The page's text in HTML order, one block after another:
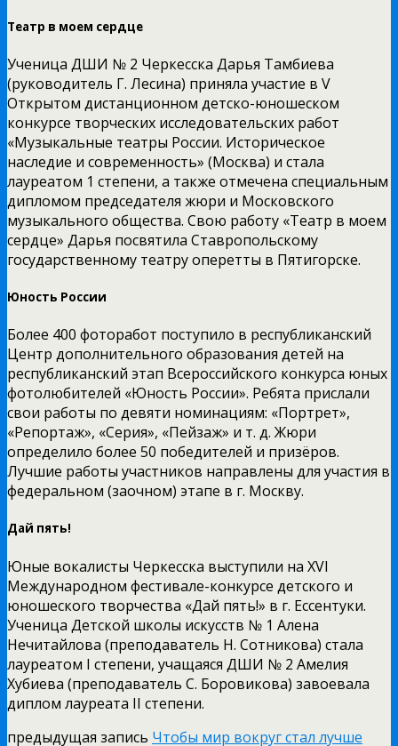
Театр в моем сердце
Ученица ДШИ № 2 Черкесска Дарья Тамбиева
(руководитель Г. Лесина) приняла участие в V
Открытом дистанционном детско-юношеском
конкурсе творческих исследовательских работ
«Музыкальные театры России. Историческое
наследие и современность» (Москва) и стала
лауреатом 1 степени, а также отмечена специальным
дипломом председателя жюри и Московского
музыкального общества. Свою работу «Театр в моем
сердце» Дарья посвятила Ставропольскому
государственному театру оперетты в Пятигорске.
Юность России
Более 400 фоторабот поступило в республиканский
Центр дополнительного образования детей на
республиканский этап Всероссийского конкурса юных
фотолюбителей «Юность России». Ребята прислали
свои работы по девяти номинациям: «Портрет»,
«Репортаж», «Серия», «Пейзаж» и т. д. Жюри
определило более 50 победителей и призёров.
Лучшие работы участников направлены для участия в
федеральном (заочном) этапе в г. Москву.
Дай пять!
Юные вокалисты Черкесска выступили на XVI
Международном фестивале-конкурсе детского и
юношеского творчества «Дай пять!» в г. Ессентуки.
Ученица Детской школы искусств № 1 Алена
Нечитайлова (преподаватель Н. Сотникова) стала
лауреатом I степени, учащаяся ДШИ № 2 Амелия
Хубиева (преподаватель С. Боровикова) завоевала
диплом лауреата II степени.
предыдущая запись Чтобы мир вокруг стал лучше